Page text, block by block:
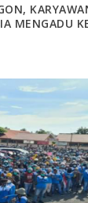
MENGADU